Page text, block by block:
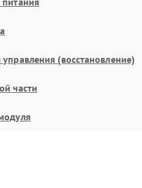
(восстановление)
части